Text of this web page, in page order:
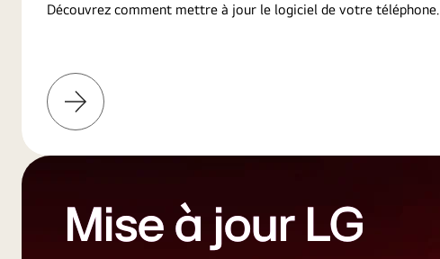
Découvrez comment mettre à jour le logiciel de votre téléphone.
En
savoir
plus
Mise à jour LG